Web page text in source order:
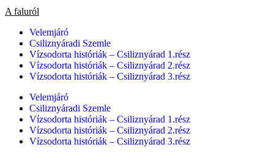
A faluról
Velemjáró
Csiliznyáradi Szemle
Vízsodorta históriák – Csiliznyárad 1.rész
Vízsodorta históriák – Csiliznyárad 2.rész
Vízsodorta históriák – Csiliznyárad 3.rész
Velemjáró
Csiliznyáradi Szemle
Vízsodorta históriák – Csiliznyárad 1.rész
Vízsodorta históriák – Csiliznyárad 2.rész
Vízsodorta históriák – Csiliznyárad 3.rész